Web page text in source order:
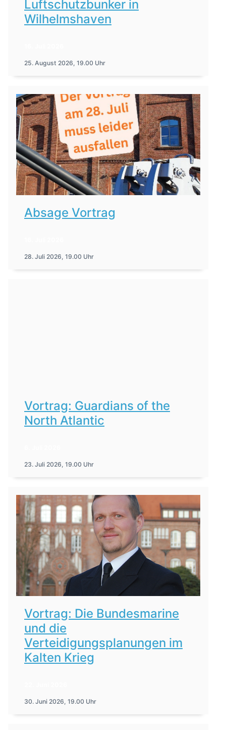
Luftschutzbunker in
Wilhelmshaven
25. August 2026, 19.00 Uhr
Absage Vortrag
28. Juli 2026, 19.00 Uhr
Vortrag: Guardians of the
North Atlantic
23. Juli 2026, 19.00 Uhr
Vortrag: Die Bundesmarine
und die
Verteidigungsplanungen im
Kalten Krieg
30. Juni 2026, 19.00 Uhr